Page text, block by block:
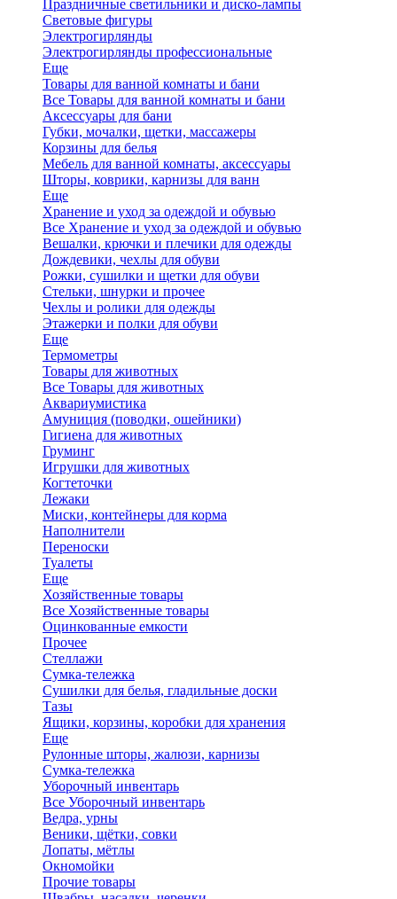
Праздничные светильники и диско-лампы
Световые фигуры
Электрогирлянды
Электрогирлянды профессиональные
Еще
Товары для ванной комнаты и бани
Все Товары для ванной комнаты и бани
Аксессуары для бани
Губки, мочалки, щетки, массажеры
Корзины для белья
Мебель для ванной комнаты, аксессуары
Шторы, коврики, карнизы для ванн
Еще
Хранение и уход за одеждой и обувью
Все Хранение и уход за одеждой и обувью
Вешалки, крючки и плечики для одежды
Дождевики, чехлы для обуви
Рожки, сушилки и щетки для обуви
Стельки, шнурки и прочее
Чехлы и ролики для одежды
Этажерки и полки для обуви
Еще
Термометры
Товары для животных
Все Товары для животных
Аквариумистика
Амуниция (поводки, ошейники)
Гигиена для животных
Груминг
Игрушки для животных
Когтеточки
Лежаки
Миски, контейнеры для корма
Наполнители
Переноски
Туалеты
Еще
Хозяйственные товары
Все Хозяйственные товары
Оцинкованные емкости
Прочее
Стеллажи
Сумка-тележка
Сушилки для белья, гладильные доски
Тазы
Ящики, корзины, коробки для хранения
Еще
Рулонные шторы, жалюзи, карнизы
Сумка-тележка
Уборочный инвентарь
Все Уборочный инвентарь
Ведра, урны
Веники, щётки, совки
Лопаты, мётлы
Окномойки
Прочие товары